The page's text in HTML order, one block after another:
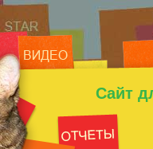
Сайт